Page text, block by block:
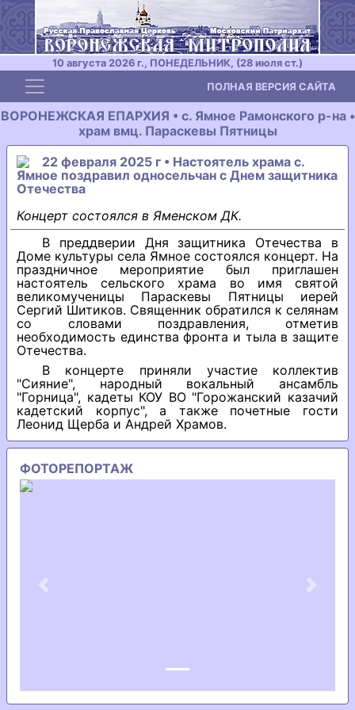
10 августа 2026 г., ПОНЕДЕЛЬНИК, (28 июля ст.)
Toggle navigation ПОЛНАЯ ВЕРСИЯ САЙТА
ВОРОНЕЖСКАЯ ЕПАРХИЯ • с. Ямное Рамонского р-на •
храм вмц. Параскевы Пятницы
22 февраля 2025 г • Настоятель храма с.
Ямное поздравил односельчан с Днем защитника
Отечества
Концерт состоялся в Яменском ДК.
В преддверии Дня защитника Отечества в
Доме культуры села Ямное состоялся концерт. На
праздничное мероприятие был приглашен
настоятель сельского храма во имя святой
великомученицы Параскевы Пятницы иерей
Сергий Шитиков. Священник обратился к селянам
со словами поздравления, отметив
необходимость единства фронта и тыла в защите
Отечества.
В концерте приняли участие коллектив
"Сияние", народный вокальный ансамбль
"Горница", кадеты КОУ ВО "Горожанский казачий
кадетский корпус", а также почетные гости
Леонид Щерба и Андрей Храмов.
ФОТОРЕПОРТАЖ
Previous Next